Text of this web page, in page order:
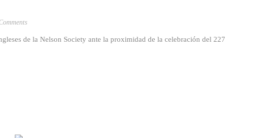
de la Nelson Society ante la proximidad de la celebración del 227